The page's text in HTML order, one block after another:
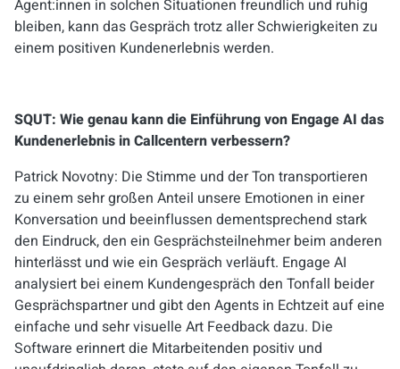
Agent:innen in solchen Situationen freundlich und ruhig
bleiben, kann das Gespräch trotz aller Schwierigkeiten zu
einem positiven Kundenerlebnis werden.
SQUT: Wie genau kann die Einführung von Engage AI das
Kundenerlebnis in Callcentern verbessern?
Patrick Novotny: Die Stimme und der Ton transportieren
zu einem sehr großen Anteil unsere Emotionen in einer
Konversation und beeinflussen dementsprechend stark
den Eindruck, den ein Gesprächsteilnehmer beim anderen
hinterlässt und wie ein Gespräch verläuft. Engage AI
analysiert bei einem Kundengespräch den Tonfall beider
Gesprächspartner und gibt den Agents in Echtzeit auf eine
einfache und sehr visuelle Art Feedback dazu. Die
Software erinnert die Mitarbeitenden positiv und